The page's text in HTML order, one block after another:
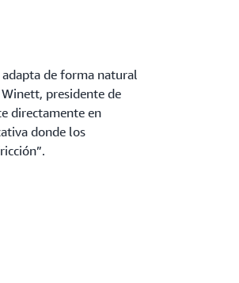
de forma natural
presidente de
directamente en
donde los